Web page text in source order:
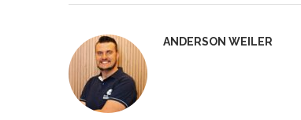
ANDERSON WEILER